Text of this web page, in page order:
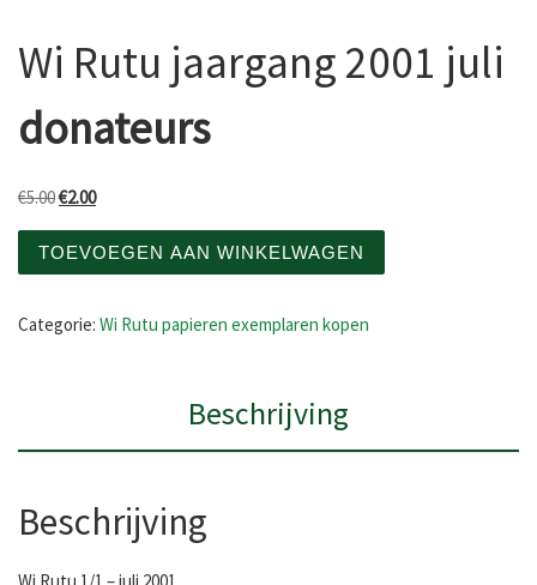
Wi Rutu jaargang 2001 juli
donateurs
€5.00Oorspronkelijke prijs was: €5.00.
€2.00Huidige prijs is: €2.00.
TOEVOEGEN AAN WINKELWAGEN
Categorie: Wi Rutu papieren exemplaren kopen
Beschrijving
Beschrijving